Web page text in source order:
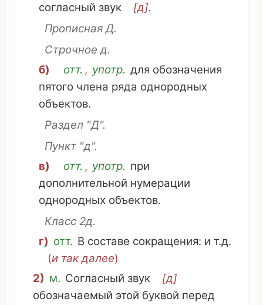
согласный звук
[д].
ПрописнаяД.
Строчное д.
б)
отт. , употр. для обозначения
пятого члена ряда однородных
объектов.
Раздел "Д".
Пункт "д".
в)
отт. , употр. при
дополнительной нумерации
однородных объектов.
Класс 2д.
г) отт. В составе сокращения: и т.д.
(и такдалее)
2) м. Согласный звук
[д]
обозначаемый этой буквой перед